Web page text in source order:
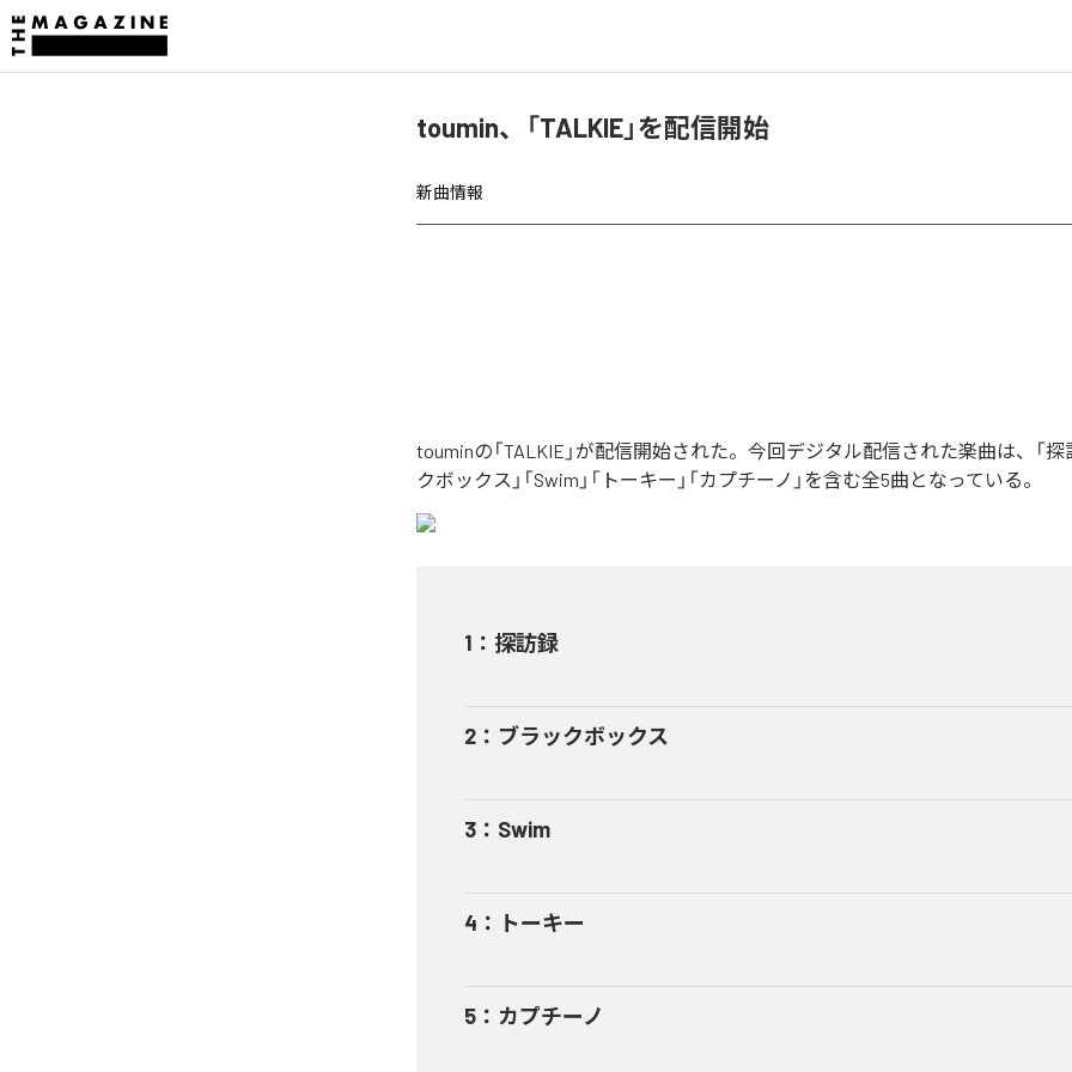
toumin、「TALKIE」を配信開始
新曲情報
touminの「TALKIE」が配信開始された。今回デジタル配信された楽曲は、「探
クボックス」「Swim」「トーキー」「カプチーノ」を含む全5曲となっている。
1 ： 探訪録
2 ： ブラックボックス
3 ： Swim
4 ： トーキー
5 ： カプチーノ